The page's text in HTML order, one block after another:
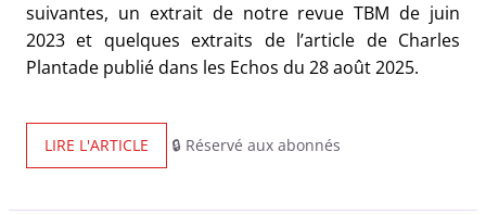
suivantes, un extrait de notre revue TBM de juin
2023 et quelques extraits de l’article de Charles
Plantade publié dans les Echos du 28 août 2025.
LIRE L'ARTICLE 🔒 Réservé aux abonnés